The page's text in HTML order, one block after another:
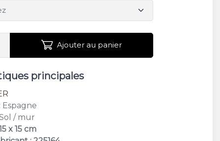
Ajouter au panier
principales
: Espagne
/ mur
x 15 cm